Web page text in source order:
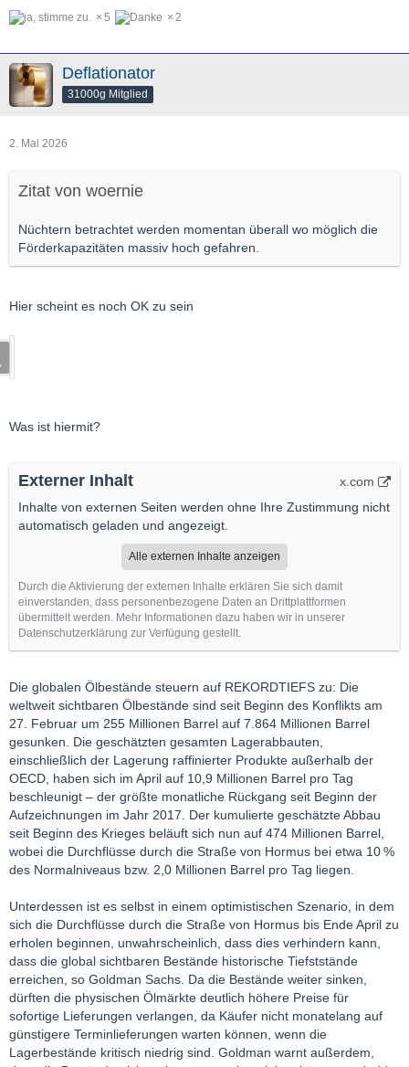
5 2
Deflationator
31000g Mitglied
2. Mai 2026
Zitat von woernie
Nüchtern betrachtet werden momentan überall wo möglich die
Förderkapazitäten massiv hoch gefahren.
Hier scheint es noch OK zu sein
Was ist hiermit?
Externer Inhalt
x.com
Inhalte von externen Seiten werden ohne Ihre Zustimmung nicht
automatisch geladen und angezeigt.
Alle externen Inhalte anzeigen
Durch die Aktivierung der externen Inhalte erklären Sie sich damit
einverstanden, dass personenbezogene Daten an Drittplattformen
übermittelt werden. Mehr Informationen dazu haben wir in unserer
Datenschutzerklärung zur Verfügung gestellt.
Die globalen Ölbestände steuern auf REKORDTIEFS zu: Die
weltweit sichtbaren Ölbestände sind seit Beginn des Konflikts am
27. Februar um 255 Millionen Barrel auf 7.864 Millionen Barrel
gesunken. Die geschätzten gesamten Lagerabbauten,
einschließlich der Lagerung raffinierter Produkte außerhalb der
OECD, haben sich im April auf 10,9 Millionen Barrel pro Tag
beschleunigt – der größte monatliche Rückgang seit Beginn der
Aufzeichnungen im Jahr 2017. Der kumulierte geschätzte Abbau
seit Beginn des Krieges beläuft sich nun auf 474 Millionen Barrel,
wobei die Durchflüsse durch die Straße von Hormus bei etwa 10 %
des Normalniveaus bzw. 2,0 Millionen Barrel pro Tag liegen.
Unterdessen ist es selbst in einem optimistischen Szenario, in dem
sich die Durchflüsse durch die Straße von Hormus bis Ende April zu
erholen beginnen, unwahrscheinlich, dass dies verhindern kann,
dass die global sichtbaren Bestände historische Tiefststände
erreichen, so Goldman Sachs. Da die Bestände weiter sinken,
dürften die physischen Ölmärkte deutlich höhere Preise für
sofortige Lieferungen verlangen, da Käufer nicht monatelang auf
günstigere Terminlieferungen warten können, wenn die
Lagerbestände kritisch niedrig sind. Goldman warnt außerdem,